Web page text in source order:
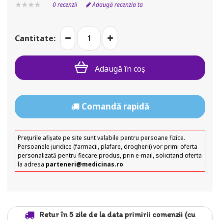
0 recenzii Adaugă recenzia ta
Cantitate:
Adaugă în coş
Comandă rapidă
Prețurile afișate pe site sunt valabile pentru persoane fizice.
Persoanele juridice (farmacii, plafare, drogherii) vor primi oferta
personalizată pentru fiecare produs, prin e-mail, solicitand oferta
la adresa parteneri@medicinas.ro.
Retur în 5 zile de la data primirii comenzii (cu